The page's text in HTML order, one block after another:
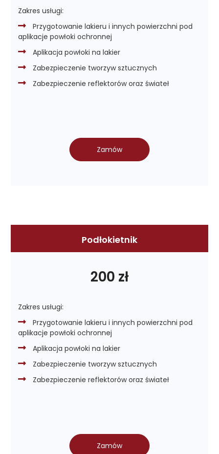
Zakres usługi:
Przygotowanie lakieru i innych powierzchni pod
aplikacje powłoki ochronnej
Aplikacja powłoki na lakier
Zabezpieczenie tworzyw sztucznych
Zabezpieczenie reflektorów oraz świateł
Zamów
Podłokietnik
200 zł
Zakres usługi:
Przygotowanie lakieru i innych powierzchni pod
aplikacje powłoki ochronnej
Aplikacja powłoki na lakier
Zabezpieczenie tworzyw sztucznych
Zabezpieczenie reflektorów oraz świateł
Zamów